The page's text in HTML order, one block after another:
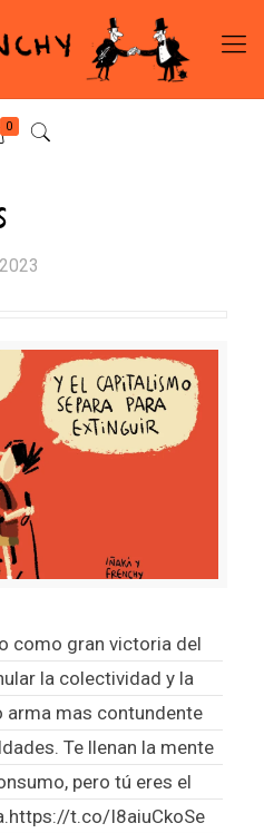
0
como gran victoria del
la colectividad y la
mas contundente
Te llenan la mente
pero tú eres el
https://t.co/I8aiuCkoSe